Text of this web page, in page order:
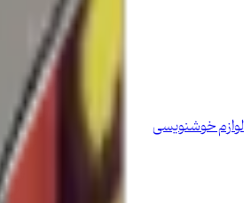
لوازم خوشنویسی